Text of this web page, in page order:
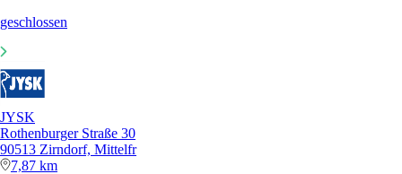
geschlossen
JYSK
Rothenburger Straße 30
90513 Zirndorf, Mittelfr
7,87 km